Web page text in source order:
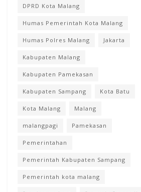
DPRD Kota Malang
Humas Pemerintah Kota Malang
Humas Polres Malang Jakarta
Kabupaten Malang
Kabupaten Pamekasan
Kabupaten Sampang Kota Batu
Kota Malang Malang
malangpagi Pamekasan
Pemerintahan
Pemerintah Kabupaten Sampang
Pemerintah kota malang